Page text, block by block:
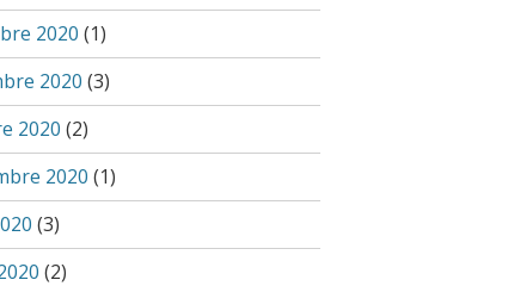
2020 (1)
2020 (3)
2020 (2)
2020 (1)
(3)
(2)